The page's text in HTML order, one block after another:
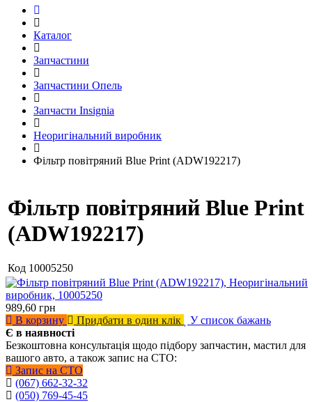
Каталог
Запчастини
Запчастини Опель
Запчасти Insignia
Неоригінальний виробник
Фільтр повітряний Blue Print (ADW192217)
Фільтр повітряний Blue Print
(ADW192217)
Код 10005250
989,60 грн
В корзину
Придбати в один клік
У список бажань
Є в наявності
Безкоштовна консультація щодо підбору запчастин, мастил для
вашого авто, а також запис на СТО:
Запис на СТО
(067) 662-32-32
(050) 769-45-45